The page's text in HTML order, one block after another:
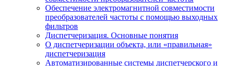
Обеспечение электромагнитной совместимости
преобразователей частоты с помощью выходных
фильтров
Диспетчеризация. Основные понятия
О диспетчеризации объекта, или «правильная»
диспетчеризация
Автоматизированные системы диспетчерского и